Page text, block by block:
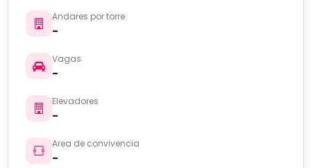
Andares por torre
-
Vagas
-
Elevadores
-
Area de convivencia
-